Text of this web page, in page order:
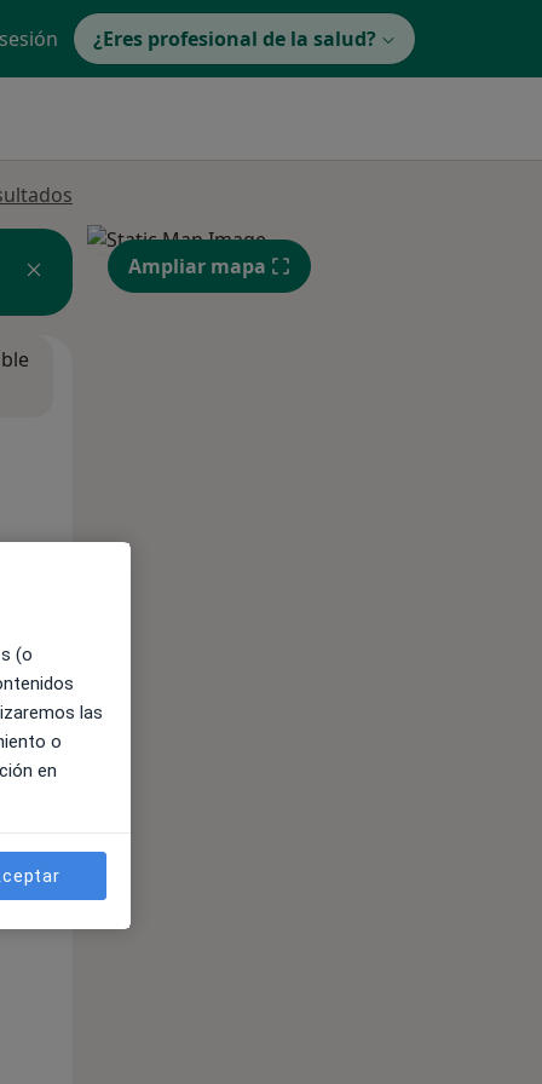
¿Eres profesional de la salud?
Ampliar mapa
(o
las
o
en